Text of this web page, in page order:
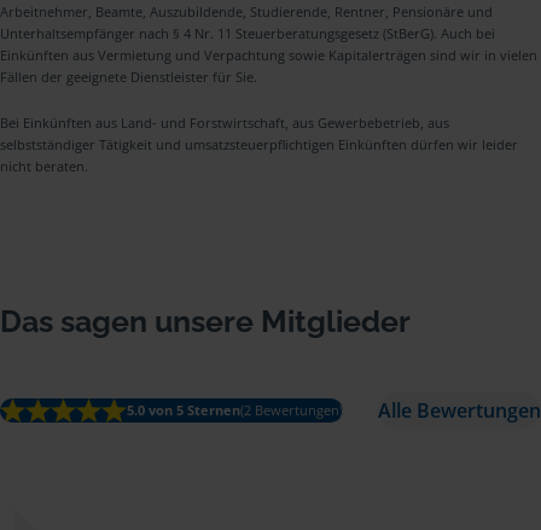
Arbeitnehmer, Beamte, Auszubildende, Studierende, Rentner, Pensionäre und
Unterhaltsempfänger nach § 4 Nr. 11 Steuerberatungsgesetz (StBerG). Auch bei
Einkünften aus Vermietung und Verpachtung sowie Kapitalerträgen sind wir in vielen
Fällen der geeignete Dienstleister für Sie.
Bei Einkünften aus Land- und Forstwirtschaft, aus Gewerbebetrieb, aus
selbstständiger Tätigkeit und umsatzsteuerpflichtigen Einkünften dürfen wir leider
nicht beraten.
Das sagen unsere Mitglieder
5.0 von 5 Sternen(2 Bewertungen) Alle Bewertungen